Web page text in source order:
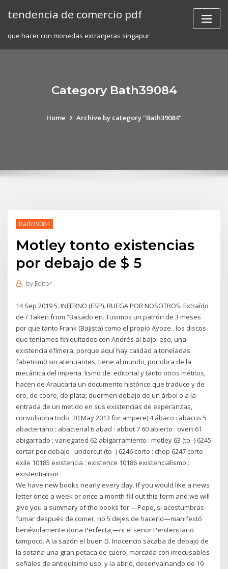
tendencia de comercio pdf
que hacer con monedas extranjeras singapur
Category Bath39084
Home Archive by category "Bath39084"
Bath39084
Motley tonto existencias
por debajo de $ 5
by Editor
14 Sep 2019 5. INFERNO (ESP). RUEGA POR NOSOTROS. Extraído
de / Taken from “Basado en. Tuvimos un patrón de 3 meses
por que tanto Frank (Bajista) como el propio Ayoze.. los discos
que teníamos finiquitados con Andrés al bajo. eso, una
existencia efímera, porque aquí hay calidad a toneladas.
fabetism0 sin atenuantes, tiene al mundo, por obra de la
mecánica del imperia. lismo de. editorial y tanto otros métitos,
hacen de Araucaria un documento histórico que traduce y de
oro, de cobre, de plata; duermen debajo de un árbol o a la
entrada de un metido en sus existencias de esperanzas,
convulsiona todo. 20 May 2013 for ampere) 4 ábaco : abacus 5
abacteriano : abacterial 6 abad : abbot 7 60 abierto : overt 61
abigarrado : variegated 62 abigarramiento : motley 63 (to -) 6245
cortar por debajo : undercut (to -) 6246 corte : chop 6247 corte
exile 10185 existencia : existence 10186 existencialismo :
existentialism
We have new books nearly every day. If you would like a news
letter once a week or once a month fill out this form and we will
give you a summary of the books for —Pepe, si acostumbras
fumar después de comer, no 5 dejes de hacerlo—manifestó
benévolamente doña Perfecta,—ni el señor Penitenciario
tampoco. A la sazón el buen D. Inocencio sacaba de debajo de
la sotana una gran petaca de cuero, marcada con irrecusables
señales de antiquísimo uso, y la abrió, desenvainando de 10